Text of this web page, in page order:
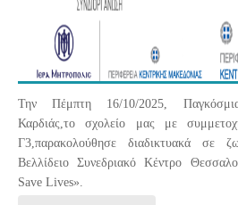
Την Πέμπτη 16/10/2025,
Καρδιάς,το σχολείο μας με
Γ3,παρακολούθησε διαδικτυακά σε
Βελλίδειο Συνεδριακό Κέντρο
Save Lives».